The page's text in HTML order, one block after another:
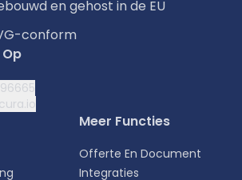
en gehost in de EU
conform
Meer Functies
Offerte En Document
Integraties